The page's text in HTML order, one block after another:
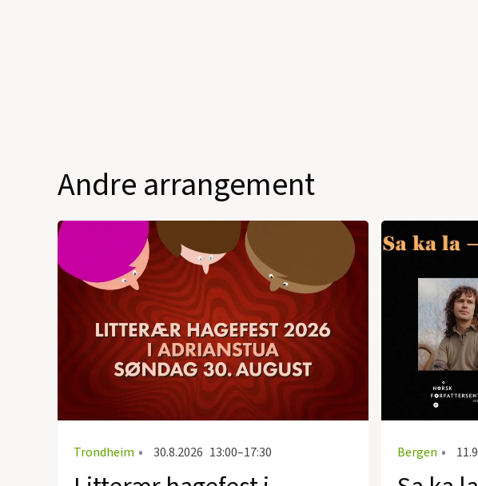
Andre arrangement
Trondheim • 30.8.2026 13:00–17:30 Bergen •